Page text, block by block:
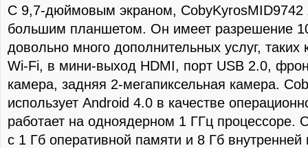
С 9,7-дюймовым экраном, CobyKyrosMID9742
большим планшетом. Он имеет разрешение
довольно много дополнительных услуг, таких
Wi-Fi, в мини-выход HDMI, порт USB 2.0,
камера, задняя 2-мегапиксельная камера.
использует Android 4.0 в качестве
работает на одноядерном 1 ГГц процессоре.
с 1 Гб оперативной памяти и 8 Гб внутренней